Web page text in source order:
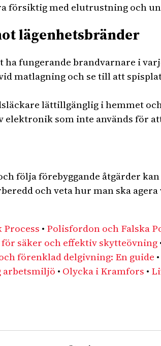
försiktig med elutrustning och
lägenhetsbränder
ha fungerande brandvarnare i
matlagning och se till att
lättillgänglig i hemmet
elektronik som inte används för
följa förebyggande åtgärder
och veta hur man ska
• Polisfordon och Falska
för säker och effektiv skytteövning
förenklad delgivning: En guide •
arbetsmiljö • Olycka i Kramfors •